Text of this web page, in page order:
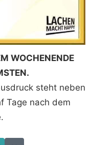
WOCHENENDE
steht neben
Tage nach dem